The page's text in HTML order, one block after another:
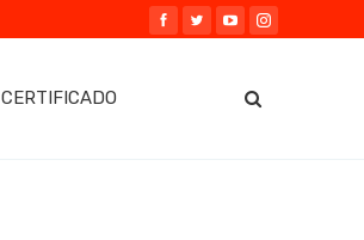
CERTIFICADO